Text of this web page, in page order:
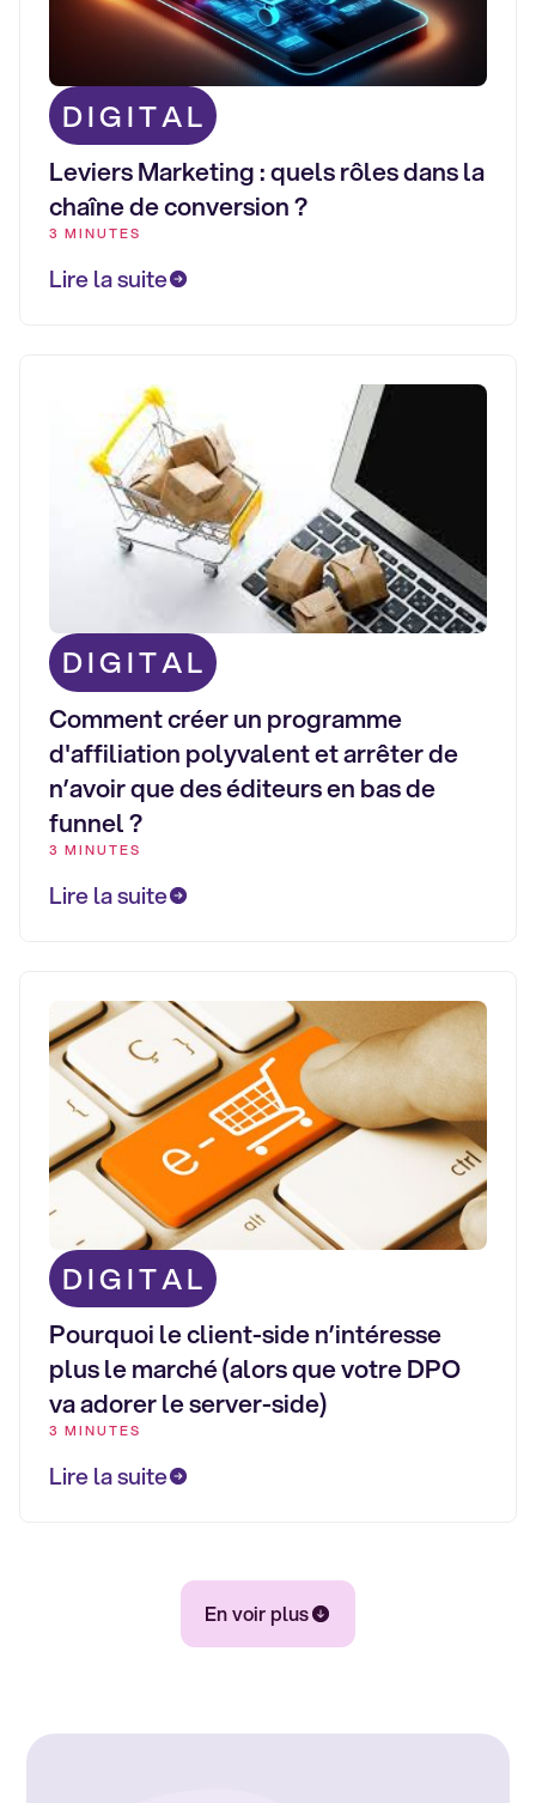
DIGITAL
Leviers Marketing : quels rôles dans la
chaîne de conversion ?
3 MINUTES
Lire la suite
DIGITAL
Comment créer un programme
d'affiliation polyvalent et arrêter de
n’avoir que des éditeurs en bas de
funnel ?
3 MINUTES
Lire la suite
DIGITAL
Pourquoi le client-side n’intéresse
plus le marché (alors que votre DPO
va adorer le server-side)
3 MINUTES
Lire la suite
En voir plus